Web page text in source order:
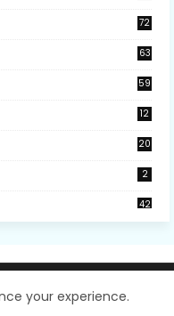
72
63
59
12
20
2
42
5
| Distributed by
your experience.